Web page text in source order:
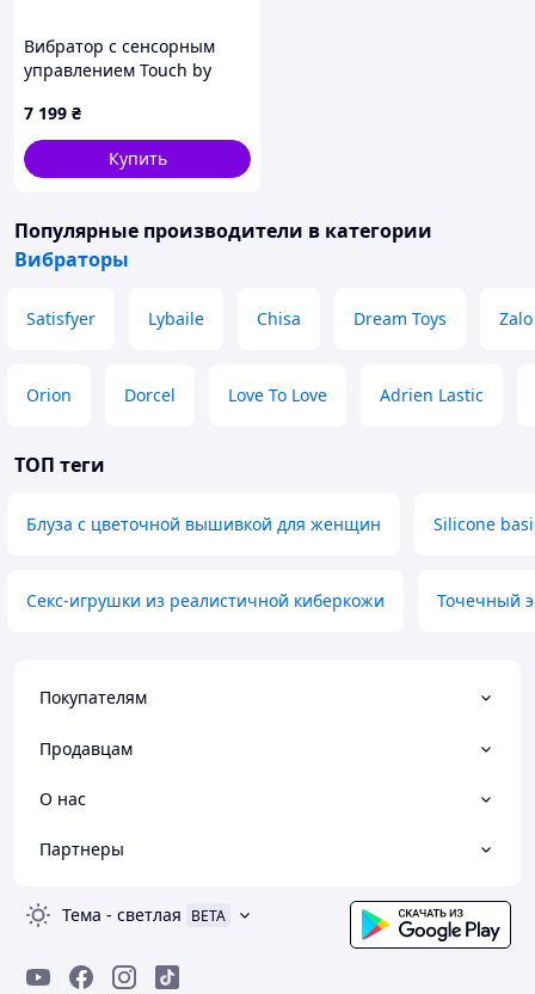
Вибратор с сенсорным
управлением Touch by
водостойкий 11C158H4H8
7 199 ₴
Купить
Популярные производители в категории
Вибраторы
Satisfyer Lybaile Chisa Dream Toys Zalo
Orion Dorcel Love To Love Adrien Lastic
ТОП теги
Блуза с цветочной вышивкой для женщин Silicone
Секс-игрушки из реалистичной киберкожи Точечный
Покупателям
Продавцам
О нас
Партнеры
Тема - светлая BETA